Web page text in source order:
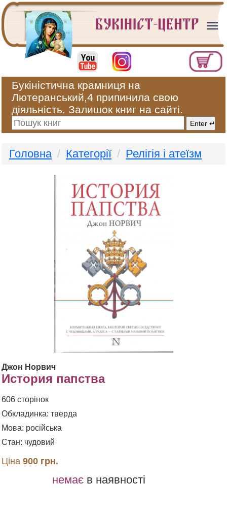
Букіністична крамниця на
Лютеранський,4 припинила свою
діяльність. Залишок книг на сайті.
Головна Категорії Релігія і атеїзм
Джон Норвич
История папства
606 сторінок
Обкладинка: тверда
Мова: російська
Стан: чудовий
Ціна 900 грн.
немає в наявності